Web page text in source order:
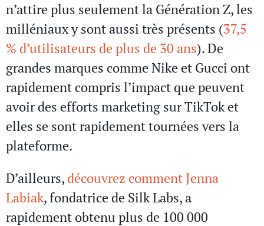
n’attire plus seulement la Génération Z, les
milléniaux y sont aussi très présents (37,5
% d’utilisateurs de plus de 30 ans). De
grandes marques comme Nike et Gucci ont
rapidement compris l’impact que peuvent
avoir des efforts marketing sur TikTok et
elles se sont rapidement tournées vers la
plateforme.
D’ailleurs, découvrez comment Jenna
Labiak, fondatrice de Silk Labs, a
rapidement obtenu plus de 100 000